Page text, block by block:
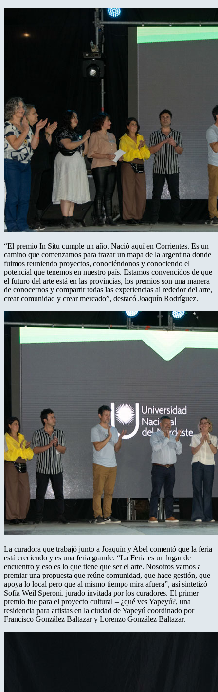
“El premio In Situ cumple un año. Nació aquí en Corrientes. Es un
camino que comenzamos para trazar un mapa de la argentina donde
fuimos reuniendo proyectos, conociéndonos y conociendo el
potencial que tenemos en nuestro país. Estamos convencidos de que
el futuro del arte está en las provincias, los premios son una manera
de conocernos y compartir todas las experiencias al rededor del arte,
crear comunidad y crear mercado”, destacó Joaquín Rodríguez.
La curadora que trabajó junto a Joaquín y Abel comentó que la feria
está creciendo y es una feria grande. “La Feria es un lugar de
encuentro y eso es lo que tiene que ser el arte. Nosotros vamos a
premiar una propuesta que reúne comunidad, que hace gestión, que
apoya lo local pero que al mismo tiempo mira afuera”, así sintetizó
Sofía Weil Speroni, jurado invitada por los curadores. El primer
premio fue para el proyecto cultural – ¿qué ves Yapeyú?, una
residencia para artistas en la ciudad de Yapeyú coordinado por
Francisco González Baltazar y Lorenzo González Baltazar.